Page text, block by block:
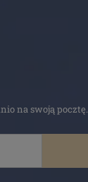
na swoją pocztę.